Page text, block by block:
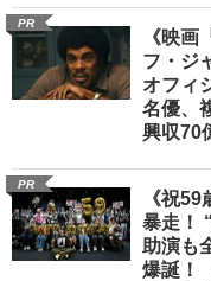
PR
《映
フ・ジ
オフィ
名優、
興収70
PR
《祝
暴走！
助演も
爆誕！